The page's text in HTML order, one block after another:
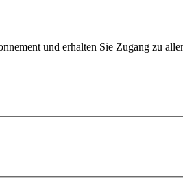
und erhalten Sie Zugang zu